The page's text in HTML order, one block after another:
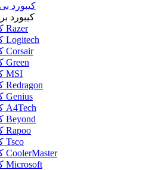
کیبورد
کیبورد
کیبورد Razer
کیبورد Logitech
کیبورد Corsair
کیبورد Green
کیبورد MSI
کیبورد Redragon
کیبورد Genius
کیبورد A4Tech
کیبورد Beyond
کیبورد Rapoo
کیبورد Tsco
کیبورد CoolerMaster
کیبورد Microsoft